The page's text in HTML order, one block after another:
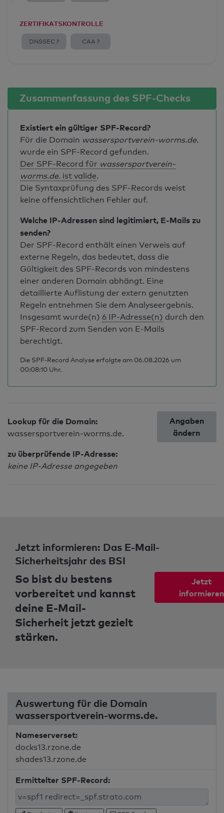
ZERTIFIKATSKONTROLLE
DNSSEC ? CAA ?
Zusammenfassung des SPF-Checks
Existiert ein gültiger SPF-Record?
Für die Domain wassersportverein-worms.de.
wurde ein SPF-Record gefunden.
Der SPF-Record für wassersportverein-
worms.de. ist valide.
Die Syntaxprüfung des SPF-Records weist
keine offensichtlichen Fehler auf.
Welche IP-Adressen sind legitimiert, E-Mails zu
senden?
Der SPF-Record enthält einen Verweis auf
externe Regeln, das bedeutet, dass die
Gültigkeit des SPF-Records von mindestens
einer anderen Domain abhängt. Eine
detaillierte Auflistung der extern genutzten
Regeln entnehmen Sie dem Analyseergebnis.
Insgesamt wurde(n) 6 IP-Adresse(n) durch den
SPF-Record zum Senden von E-Mails
berechtigt.
Die SPF-Record Analyse erfolgte am 06.08.2026 um
00:08:10 Uhr.
Lookup für die Domain:
wassersportverein-worms.de.
zu überprüfende IP-Adresse:
keine IP-Adresse angegeben
Angaben
ändern
Jetzt informieren: Das E-Mail-
Sicherheitsjahr des BSI
So bist du bestens
vorbereitet und kannst
deine E-Mail-
Sicherheit jetzt gezielt
stärken.
Jetzt
informieren
Auswertung für die Domain
wassersportverein-worms.de.
Nameserverset:
docks13.rzone.de
shades13.rzone.de
Ermittelter SPF-Record: